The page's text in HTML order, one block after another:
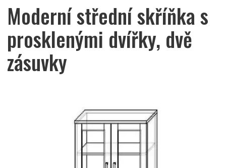
Moderní střední skříňka s
prosklenými dvířky, dvě
zásuvky